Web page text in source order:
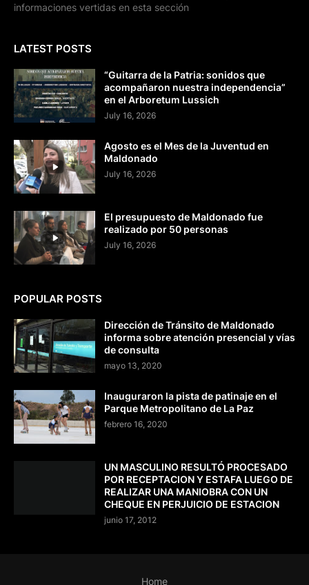
informaciones vertidas en esta sección
LATEST POSTS
“Guitarra de la Patria: sonidos que
acompañaron nuestra independencia”
en el Arboretum Lussich
July 16, 2026
Agosto es el Mes de la Juventud en
Maldonado
July 16, 2026
El presupuesto de Maldonado fue
realizado por 50 personas
July 16, 2026
POPULAR POSTS
Dirección de Tránsito de Maldonado
informa sobre atención presencial y vías
de consulta
mayo 13, 2020
Inauguraron la pista de patinaje en el
Parque Metropolitano de La Paz
febrero 16, 2020
UN MASCULINO RESULTÓ PROCESADO
POR RECEPTACION Y ESTAFA LUEGO DE
REALIZAR UNA MANIOBRA CON UN
CHEQUE EN PERJUICIO DE ESTACION
junio 17, 2012
Home